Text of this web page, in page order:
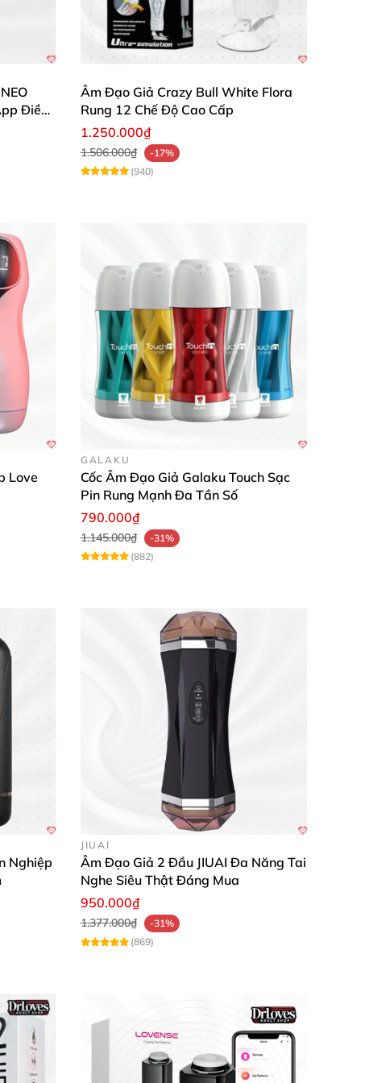
Điều
Âm Đạo Giả Crazy Bull White Flora
Rung 12 Chế Độ Cao Cấp
1.250.000₫
1.506.000₫
-17%
(940)
Love
GALAKU
Cốc Âm Đạo Giả Galaku Touch Sạc
Pin Rung Mạnh Đa Tần Số
790.000₫
1.145.000₫
-31%
(882)
Nghiệp
JIUAI
Âm Đạo Giả 2 Đầu JIUAI Đa Năng Tai
Nghe Siêu Thật Đáng Mua
950.000₫
1.377.000₫
-31%
(869)